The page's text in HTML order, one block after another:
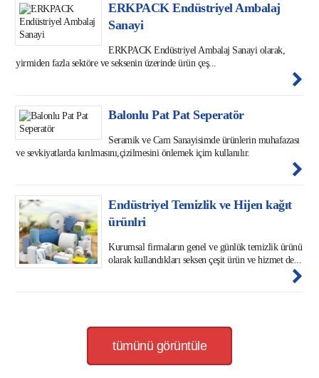
ERKPACK Endüstriyel Ambalaj
Sanayi
ERKPACK Endüstriyel Ambalaj Sanayi olarak,
yirmiden fazla sektöre ve seksenin üzerinde ürün çeş...
Balonlu Pat Pat Seperatör
Seramik ve Cam Sanayisimde ürünlerin muhafazası
ve sevkiyatlarda kırılmasını,çizilmesini önlemek içim kullanılır.
Endüstriyel Temizlik ve Hijen kağıt
ürünlri
Kurumsal firmaların genel ve günlük temizlik ürünü
olarak kullandıkları seksen çeşit ürün ve hizmet de...
tümünü görüntüle